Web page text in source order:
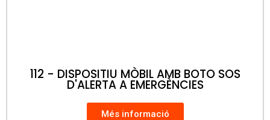
112 - DISPOSITIU MÒBIL AMB BOTO SOS
D'ALERTA A EMERGÈNCIES
Més informació